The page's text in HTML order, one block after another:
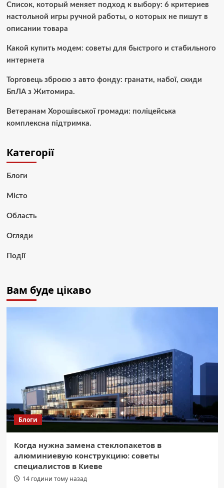
Список, который меняет подход к выбору: 6 критериев
настольной игры ручной работы, о которых не пишут в
описании товара
Какой купить модем: советы для быстрого и стабильного
интернета
Торговець зброєю з авто фонду: гранати, набої, скиди
БпЛА з Житомира.
Ветеранам Хорошівської громади: поліцейська
комплексна підтримка.
Категорії
Блоги
Місто
Область
Огляди
Події
Вам буде цікаво
Блоги
Когда нужна замена стеклопакетов в
алюминиевую конструкцию: советы
специалистов в Киеве
14 години тому назад